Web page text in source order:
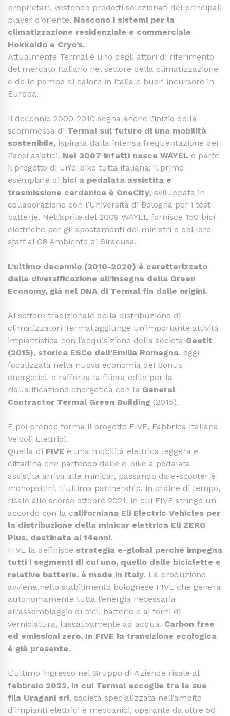
proprietari, vestendo prodotti selezionati dei principali
player d’oriente. Nascono i sistemi per la
climatizzazione residenziale e commerciale
Hokkaido e Cryo’s.
Attualmente Termal è uno degli attori di riferimento
del mercato Italiano nel settore della climatizzazione
e delle pompe di calore in Italia e buon incursore in
Europa.
Il decennio 2000-2010 segna anche l’inizio della
scommessa di Termal sul futuro di una mobilità
sostenibile, ispirata dalla intensa frequentazione dei
Paesi asiatici. Nel 2007 infatti nasce WAYEL e parte
il progetto di un’e-bike tutta italiana: il primo
esemplare di bici a pedalata assistita e
trasmissione cardanica è OneCity, sviluppata in
collaborazione con l’Università di Bologna per i test
batterie. Nell’aprile del 2009 WAYEL fornisce 150 bici
elettriche per gli spostamenti dei ministri e del loro
staff al G8 Ambiente di Siracusa.
L’ultimo decennio (2010-2020) è caratterizzato
dalla diversificazione all’insegna della Green
Economy, già nel DNA di Termal fin dalle origini.
Al settore tradizionale della distribuzione di
climatizzatori Termal aggiunge un’importante attività
impiantistica con l’acquisizione della società Geetit
(2015), storica ESCo dell’Emilia Romagna, oggi
focalizzata nella nuova economia dei bonus
energetici, e rafforza la filiera edile per la
riqualificazione energetica con la General
Contractor Termal Green Building (2015).
E poi prende forma il progetto FIVE, Fabbrica Italiana
Veicoli Elettrici.
Quella di FIVE è una mobilità elettrica leggera e
cittadina che partendo dalle e-bike a pedalata
assistita arriva alle minicar, passando da e-scooter e
monopattini. L’ultima partnership, in ordine di tempo,
risale allo scorso ottobre 2021, in cui FIVE stringe un
accordo con la californiana Eli Electric Vehicles per
la distribuzione della minicar elettrica Eli ZERO
Plus, destinata ai 14enni.
FIVE la definisce strategia e-global perché impegna
tutti i segmenti di cui uno, quello delle biciclette e
relative batterie, è made in Italy. La produzione
avviene nello stabilimento bolognese FIVE che genera
autonomamente tutta l’energia necessaria
all’assemblaggio di bici, batterie e ai forni di
verniciatura, tassativamente ad acqua. Carbon free
ed emissioni zero. In FIVE la transizione ecologica
è già presente.
L’ultimo ingresso nel Gruppo di Aziende risale al
febbraio 2022, in cui Termal accoglie tra le sue
fila Uragani srl, società specializzata nell’ambito
d’impianti elettrici e meccanici, operante da oltre 50